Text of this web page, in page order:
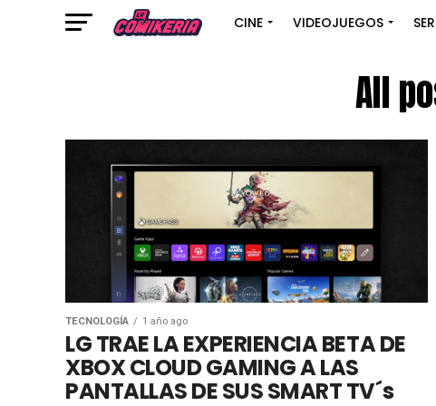
CINE VIDEOJUEGOS
All
TECNOLOGÍA 1 año ago
LG TRAE LA EXPERIENCIA BETA DE
XBOX CLOUD GAMING A LAS
PANTALLAS DE SUS SMART TV´s